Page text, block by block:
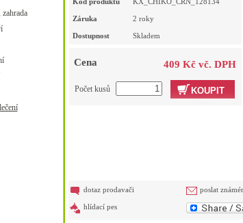
Záruka 2 roky
Dostupnost Skladem
Cena 409 Kč vč. DPH
KOUPIT
Počet kusů
dotaz prodavači poslat
hlídací pes